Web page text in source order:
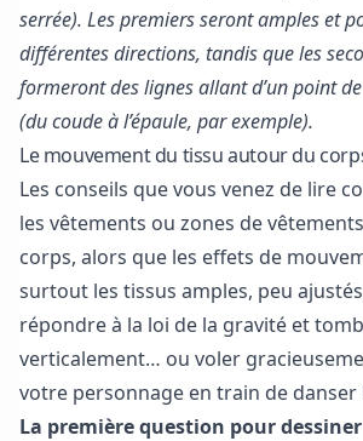
serrée). Les premiers seront amples et
différentes directions, tandis que les
formeront des lignes allant d’un point
(du coude à l’épaule, par exemple).
Le mouvement du tissu autour du
Les conseils que vous venez de lire
les vêtements ou zones de
corps, alors que les effets de
surtout les tissus amples, peu
répondre à la loi de la gravité et
verticalement… ou voler
votre personnage en train de danser
La première question pour